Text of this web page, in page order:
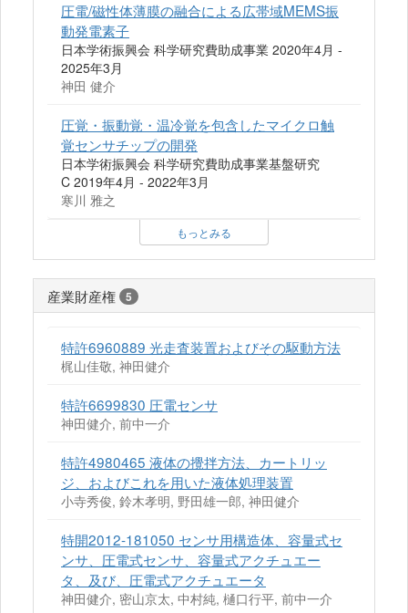
圧電/磁性体薄膜の融合による広帯域MEMS振
動発電素子
日本学術振興会 科学研究費助成事業 2020年4月 -
2025年3月
神田 健介
圧覚・振動覚・温冷覚を包含したマイクロ触
覚センサチップの開発
日本学術振興会 科学研究費助成事業基盤研究
C 2019年4月 - 2022年3月
寒川 雅之
もっとみる
産業財産権 5
特許6960889 光走査装置およびその駆動方法
梶山佳敬, 神田健介
特許6699830 圧電センサ
神田健介, 前中一介
特許4980465 液体の攪拌方法、カートリッ
ジ、およびこれを用いた液体処理装置
小寺秀俊, 鈴木孝明, 野田雄一郎, 神田健介
特開2012-181050 センサ用構造体、容量式セ
ンサ、圧電式センサ、容量式アクチュエー
タ、及び、圧電式アクチュエータ
神田健介, 密山京太, 中村純, 樋口行平, 前中一介